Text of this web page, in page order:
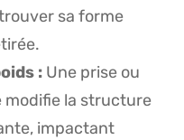
sa forme
: Une prise ou
modifie la structure
impactant